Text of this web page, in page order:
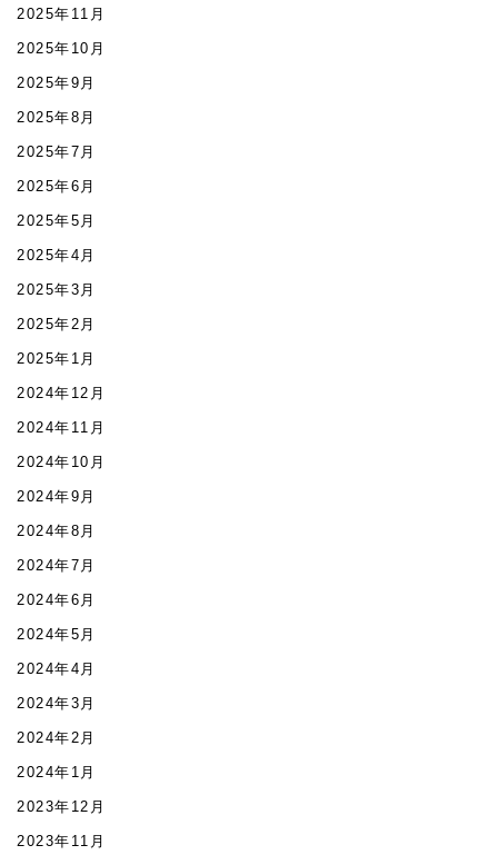
2025年11月
2025年10月
2025年9月
2025年8月
2025年7月
2025年6月
2025年5月
2025年4月
2025年3月
2025年2月
2025年1月
2024年12月
2024年11月
2024年10月
2024年9月
2024年8月
2024年7月
2024年6月
2024年5月
2024年4月
2024年3月
2024年2月
2024年1月
2023年12月
2023年11月